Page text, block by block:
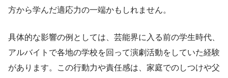
方から学んだ適応力の一端かもしれません。
具体的な影響の例としては、芸能界に入る前の学生時代、
アルバイトで各地の学校を回って演劇活動をしていた経験
があります。この行動力や責任感は、家庭でのしつけや父